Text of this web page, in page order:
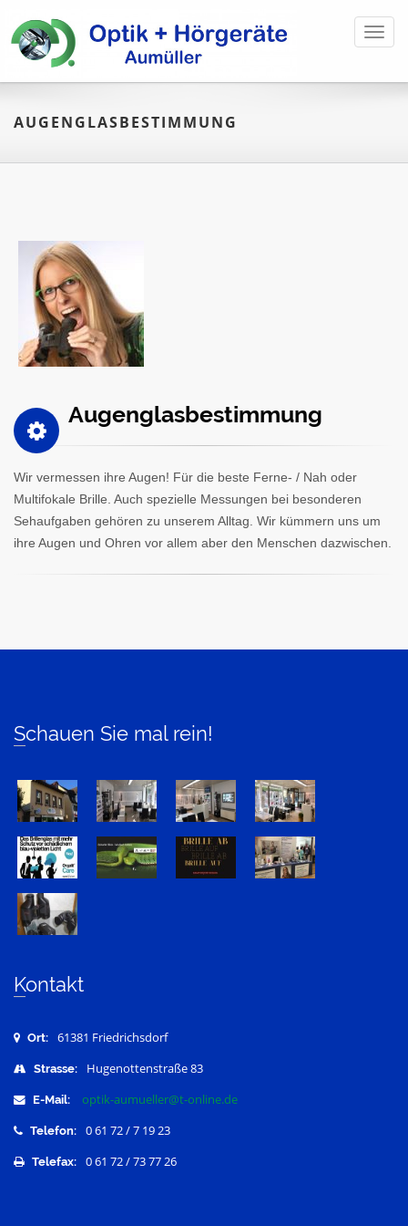
AUGENGLASBESTIMMUNG
Augenglasbestimmung
Wir vermessen ihre Augen! Für die beste Ferne- / Nah oder
Multifokale Brille. Auch spezielle Messungen bei besonderen
Sehaufgaben gehören zu unserem Alltag. Wir kümmern uns um
ihre Augen und Ohren vor allem aber den Menschen dazwischen.
Schauen Sie mal rein!
Kontakt
Ort: 61381 Friedrichsdorf
Strasse: Hugenottenstraße 83
E-Mail: optik-aumueller@t-online.de
Telefon: 0 61 72 / 7 19 23
Telefax: 0 61 72 / 73 77 26